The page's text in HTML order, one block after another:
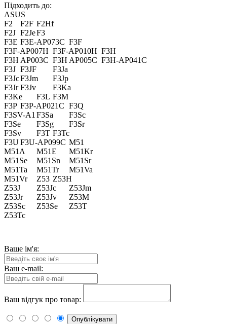
Підходить до:
ASUS
F2
F2F F2Hf
F2J F2JeF3
F3E F3E-AP073C F3F
F3F-AP007H F3F-AP010H F3H
F3H AP003C F3H AP005C F3H-AP041C
F3J F3JF
F3Ja
F3JcF3Jm
F3Jp
F3Jr F3Jv
F3Ka
F3Ke
F3L F3M
F3P F3P-AP021C F3Q
F3SV-A1 F3Sa
F3Sc
F3Se
F3Sg
F3Sr
F3Sv
F3T F3Tc
F3UF3U-AP099C M51
M51A
M51E
M51Kr
M51Se
M51Sn
M51Sr
M51Ta
M51Tr
M51Va
M51Vr
Z53 Z53H
Z53J
Z53Jc
Z53Jm
Z53Jr
Z53Jv
Z53M
Z53Sc
Z53Se
Z53T
Z53Tc
Ваше ім'я:
Ваш e-mail:
Ваш відгук про товар:
Опублікувати